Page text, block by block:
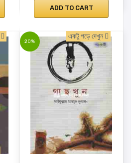
ADD TO CART
20%
একটু পড়ে দেখুন